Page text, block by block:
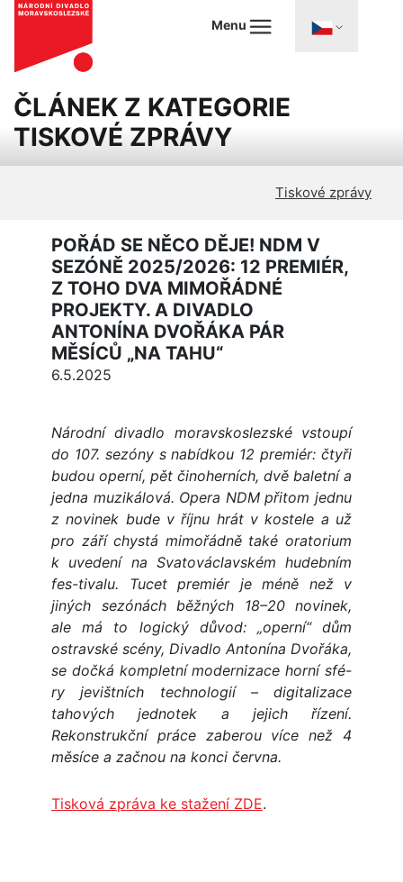
Menu
ČLÁNEK Z KATEGORIE
TISKOVÉ ZPRÁVY
Tiskové zprávy
POŘÁD SE NĚCO DĚJE! NDM V
SEZÓNĚ 2025/2026: 12 PREMIÉR,
Z TOHO DVA MIMOŘÁDNÉ
PROJEKTY. A DIVADLO
ANTONÍNA DVOŘÁKA PÁR
MĚSÍCŮ „NA TAHU“
6.5.2025
Národní divadlo moravskoslezské vstoupí
do 107. sezóny s nabídkou 12 premiér: čtyři
budou operní, pět činoherních, dvě baletní a
jedna muzikálová. Opera NDM přitom jednu
z novinek bude v říjnu hrát v kostele a už
pro září chystá mimořádně také oratorium
k uvedení na Svatováclavském hudebním
fes-tivalu. Tucet premiér je méně než v
jiných sezónách běžných 18–20 novinek,
ale má to logický důvod: „operní“ dům
ostravské scény, Divadlo Antonína Dvořáka,
se dočká kompletní modernizace horní sfé-
ry jevištních technologií – digitalizace
tahových jednotek a jejich řízení.
Rekonstrukční práce zaberou více než 4
měsíce a začnou na konci června.
Tisková zpráva ke stažení ZDE.